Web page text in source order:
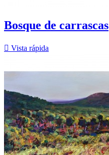
Bosque de carrascas
 Vista rápida